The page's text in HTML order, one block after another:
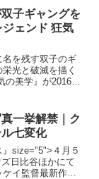
子ギャングを
ェンド 狂気
を残す双子のギ
光と破滅を描く
の美学』が2016年
満ちたロンドン。
一挙解禁｜ク
七変化
』size="5">４月５
日比谷ほかにて
イ監督最新作